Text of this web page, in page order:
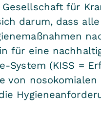
für
darum, dass
für eine
System (KISS =
von